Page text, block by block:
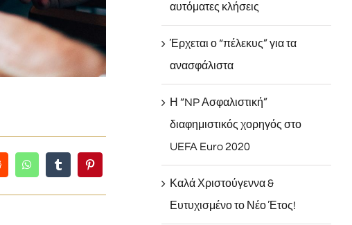
αυτόματες κλήσεις
Έρχεται ο “πέλεκυς” για τα
ανασφάλιστα
Η “NP Ασφαλιστική”
διαφημιστικός χορηγός στο
UEFA Euro 2020
Καλά Χριστούγεννα &
Ευτυχισμένο το Νέο Έτος!